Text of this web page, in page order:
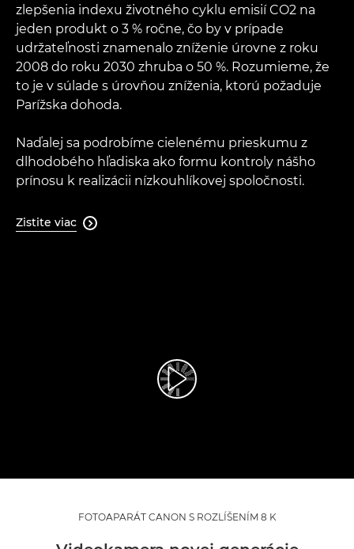
zlepšenia indexu životného cyklu emisií CO2 na
jeden produkt o 3 % ročne, čo by v prípade
udržateľnosti znamenalo zníženie úrovne z roku
2008 do roku 2030 zhruba o 50 %. Rozumieme, že
to je v súlade s úrovňou zníženia, ktorú požaduje
Parížska dohoda.
Naďalej sa podrobíme cielenému prieskumu z
dlhodobého hľadiska ako formu kontroly nášho
prínosu k realizácii nízkouhlíkovej spoločnosti.
Zistite viac 
Prehrať video
FOTOAPARÁT CANON S ROZLÍŠENÍM 8 K